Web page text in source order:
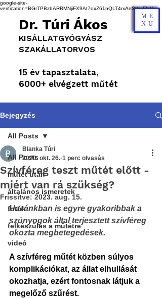
google-site-
verification=BGrTPBzbARRMNjiFX9At7oxZ61nQLT4rxAeSKmFILYg
Dr. Túri Ákos
KISÁLLATGYÓGYÁSZ
SZAKÁLLATORVOS
15 év tapasztalata,
6000+ elvégzett műtét
ME
NU
Bejegyzés
All Posts
műtét után
általános ismeretek
fotók
felkészülés a műtétre
videó
All Posts
Szívféreg teszt műtét előtt -
miért van rá szükség?
Blanka Túri
2020. okt. 26. 1 perc olvasás
Frissítve: 2023. aug. 15.
Hazánkban is egyre gyakoribbak a
szúnyogok által terjesztett szívféreg
okozta megbetegedések.
A szívféreg műtét közben súlyos
komplikációkat, az állat elhullását
okozhatja, ezért fontosnak látjuk a
megelőző szűrést.